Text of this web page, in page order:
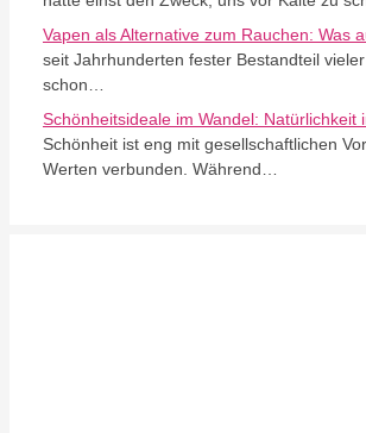
Vapen als Alternative zum Rauchen: Was
seit Jahrhunderten fester Bestandteil
schon…
Schönheitsideale im Wandel: Natürlichkeit
Schönheit ist eng mit gesellschaftlichen
Werten verbunden. Während…